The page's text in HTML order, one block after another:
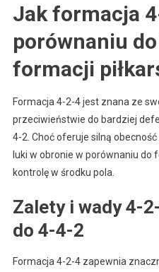
Jak formacja
porównaniu
formacji
Formacja 4-2-4 jest znana ze
przeciwieństwie do bardziej
4-2. Choć oferuje silną
luki w obronie w porównaniu do
kontrolę w środku pola.
Zalety i wady 4-
do 4-4-2
Formacja 4-2-4 zapewnia